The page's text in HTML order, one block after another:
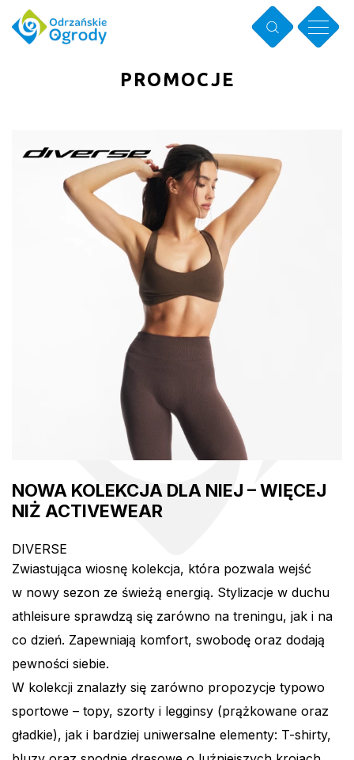
PROMOCJE
NOWA KOLEKCJA DLA NIEJ – WIĘCEJ
NIŻ ACTIVEWEAR
DIVERSE
Zwiastująca wiosnę kolekcja, która pozwala wejść
w nowy sezon ze świeżą energią. Stylizacje w duchu
athleisure sprawdzą się zarówno na treningu, jak i na
co dzień. Zapewniają komfort, swobodę oraz dodają
pewności siebie.
W kolekcji znalazły się zarówno propozycje typowo
sportowe – topy, szorty i legginsy (prążkowane oraz
gładkie), jak i bardziej uniwersalne elementy: T-shirty,